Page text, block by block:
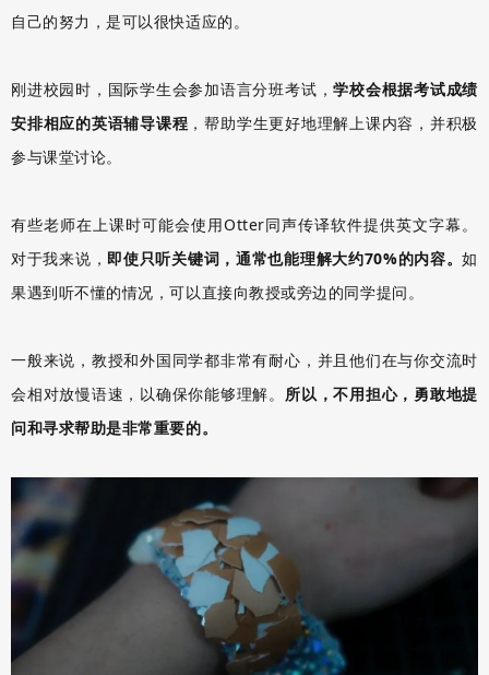
自己的努力，是可以很快适应的。
刚进校园时，国际学生会参加语言分班考试，学校会根据考试成绩
安排相应的英语辅导课程 ，帮助学生更好地理解上课内容，并积极
参与课堂讨论。
有些老师在上课时可能会使用Otter同声传译软件提供英文字幕。
对于我来说，即使只听关键词，通常也能理解大约70%的内容。如
果遇到听不懂的情况，可以直接向教授或旁边的同学提问。
一般来说，教授和外国同学都非常有耐心，并且他们在与你交流时
会相对放慢语速，以确保你能够理解。 所以，不用担心，勇敢地提
问和寻求帮助是非常重要的。